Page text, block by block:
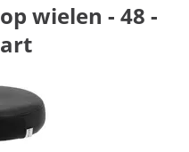
wielen - 48 -